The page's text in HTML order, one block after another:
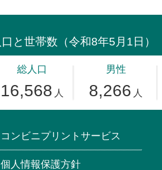
コンビニプリントサービス
個人情報保護方針